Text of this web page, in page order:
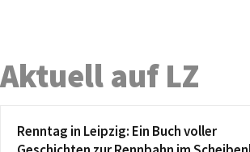
Aktuell auf LZ
Renntag in Leipzig: Ein Buch voller